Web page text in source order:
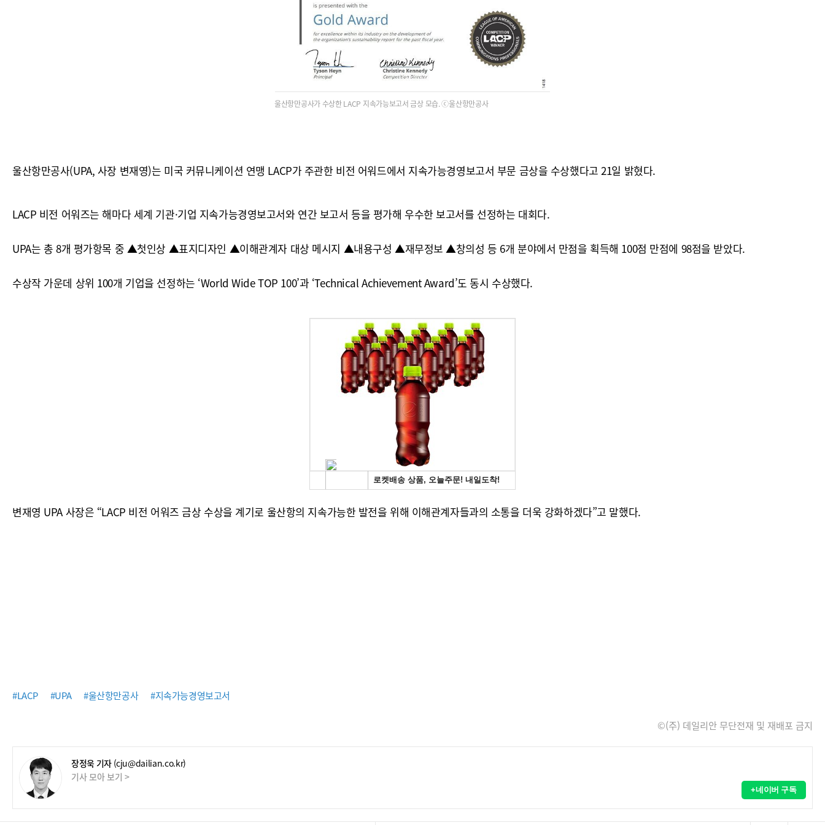
울산항만공사가 수상한 LACP 지속가능보고서 금상 모습. ⓒ울산항만공사
울산항만공사(UPA, 사장 변재영)는 미국 커뮤니케이션 연맹 LACP가 주관한 비전 어워드에서 지속가능경영보고서 부문 금상을 수상했다고 21일 밝혔다.
LACP 비전 어워즈는 해마다 세계 기관·기업 지속가능경영보고서와 연간 보고서 등을 평가해 우수한 보고서를 선정하는 대회다.
UPA는 총 8개 평가항목 중 ▲첫인상 ▲표지디자인 ▲이해관계자 대상 메시지 ▲내용구성 ▲재무정보 ▲창의성 등 6개 분야에서 만점을 획득해 100점 만점에 98점을 받았다.
수상작 가운데 상위 100개 기업을 선정하는 ‘World Wide TOP 100’과 ‘Technical Achievement Award’도 동시 수상했다.
변재영 UPA 사장은 “LACP 비전 어워즈 금상 수상을 계기로 울산항의 지속가능한 발전을 위해 이해관계자들과의 소통을 더욱 강화하겠다”고 말했다.
#LACP #UPA #울산항만공사 #지속가능경영보고서
©(주) 데일리안 무단전재 및 재배포 금지
장정욱 기자 (cju@dailian.co.kr)
기사 모아 보기 >
+네이버 구독